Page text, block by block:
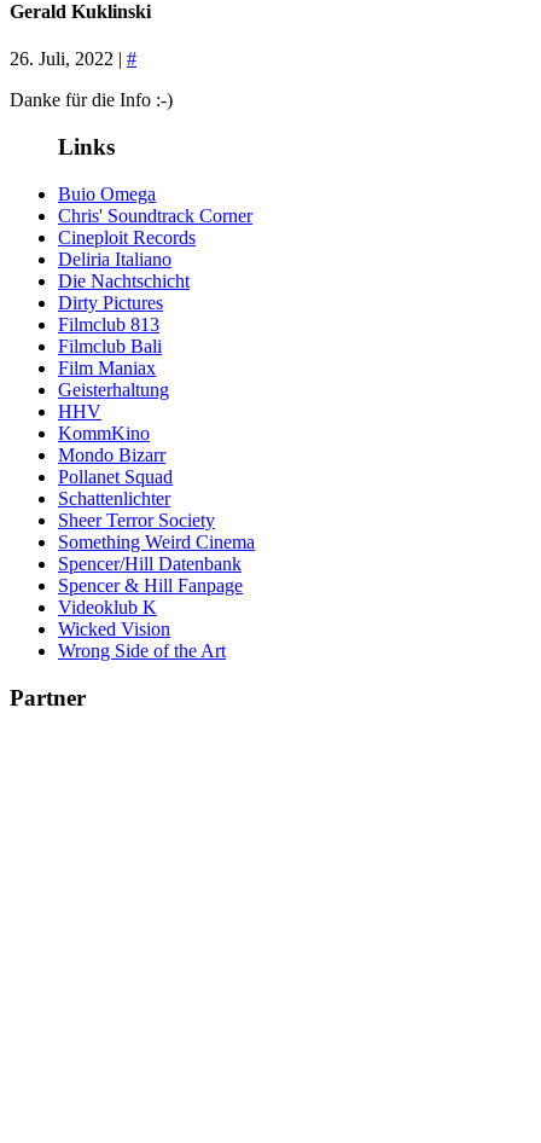
Gerald Kuklinski
26. Juli, 2022 | #
Danke für die Info :-)
Links
Buio Omega
Chris' Soundtrack Corner
Cineploit Records
Deliria Italiano
Die Nachtschicht
Dirty Pictures
Filmclub 813
Filmclub Bali
Film Maniax
Geisterhaltung
HHV
KommKino
Mondo Bizarr
Pollanet Squad
Schattenlichter
Sheer Terror Society
Something Weird Cinema
Spencer/Hill Datenbank
Spencer & Hill Fanpage
Videoklub K
Wicked Vision
Wrong Side of the Art
Partner